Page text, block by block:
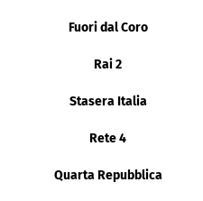
Fuori dal Coro
Rai 2
Stasera Italia
Rete 4
Quarta Repubblica